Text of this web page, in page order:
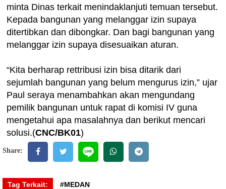
minta Dinas terkait menindaklanjuti temuan tersebut.
Kepada bangunan yang melanggar izin supaya
ditertibkan dan dibongkar. Dan bagi bangunan yang
melanggar izin supaya disesuaikan aturan.
“Kita berharap rettribusi izin bisa ditarik dari
sejumlah bangunan yang belum mengurus izin,” ujar
Paul seraya menambahkan akan mengundang
pemilik bangunan untuk rapat di komisi IV guna
mengetahui apa masalahnya dan berikut mencari
solusi.(CNC/BK01)
Share:
Tag Terkait: #MEDAN